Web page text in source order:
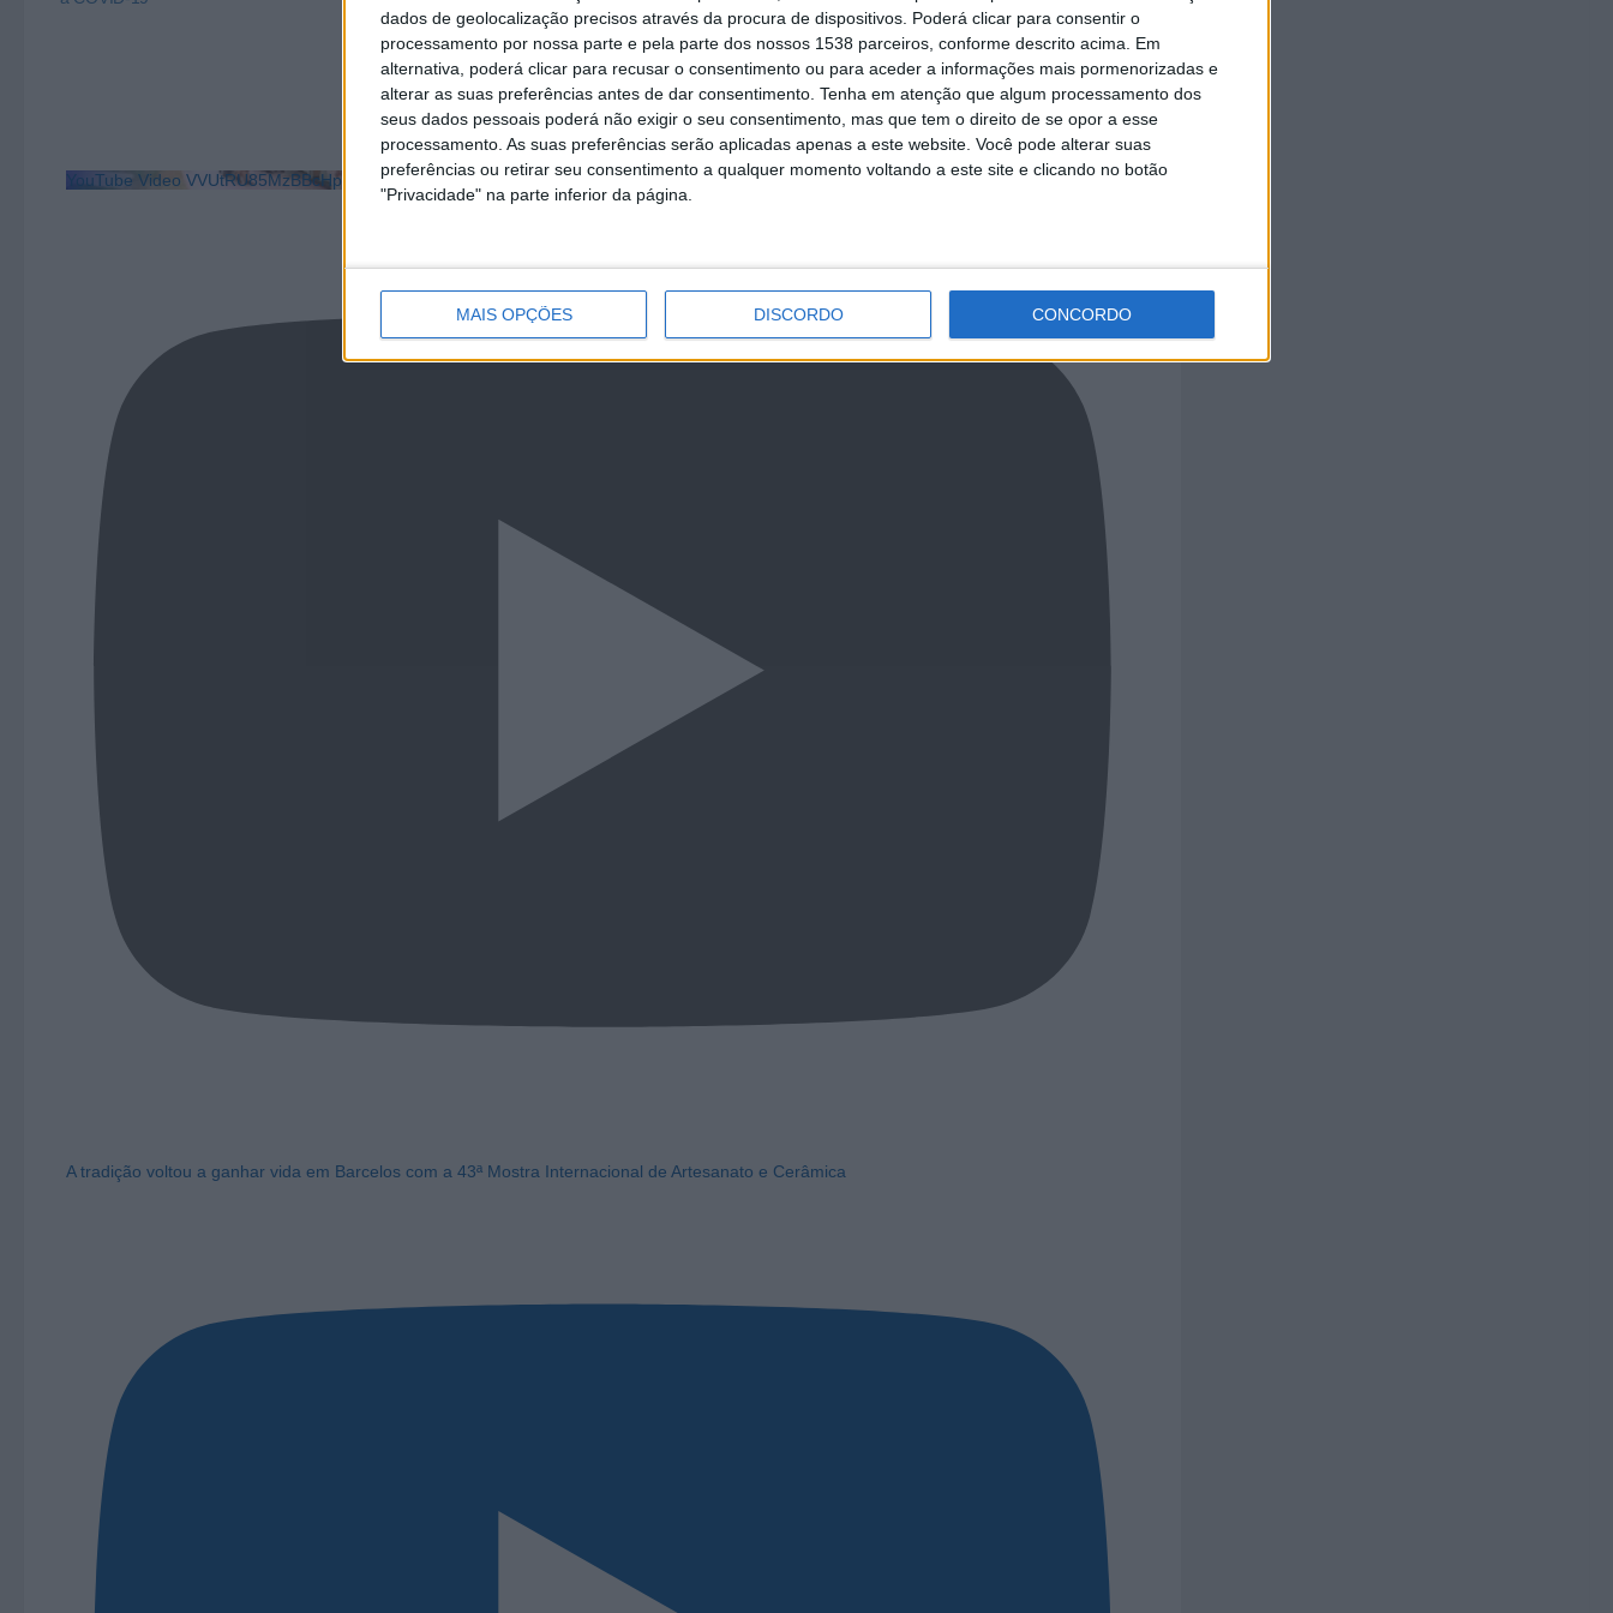
dados de geolocalização precisos através da procura de dispositivos. Poderá clicar para consentir o
processamento por nossa parte e pela parte dos nossos 1538 parceiros, conforme descrito acima. Em
alternativa, poderá clicar para recusar o consentimento ou para aceder a informações mais pormenorizadas e
alterar as suas preferências antes de dar consentimento. Tenha em atenção que algum processamento dos
seus dados pessoais poderá não exigir o seu consentimento, mas que tem o direito de se opor a esse
processamento. As suas preferências serão aplicadas apenas a este website. Você pode alterar suas
preferências ou retirar seu consentimento a qualquer momento voltando a este site e clicando no botão
"Privacidade" na parte inferior da página.
MAIS OPÇÕES DISCORDO CONCORDO
YouTube Video VVUtRU85MzBBcHpOcU5BUnpKX0wyV1ZBLmNCa2l2ckl3RkxJ
A tradição voltou a ganhar vida em Barcelos com a 43ª Mostra Internacional de Artesanato e Cerâmica